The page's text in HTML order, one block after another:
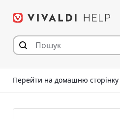
Перейти на домашню сторінку